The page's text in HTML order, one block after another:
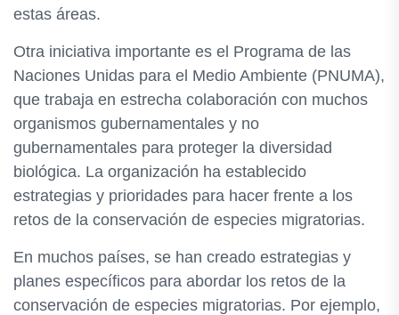
estas áreas.
Otra iniciativa importante es el Programa de las
Naciones Unidas para el Medio Ambiente (PNUMA),
que trabaja en estrecha colaboración con muchos
organismos gubernamentales y no
gubernamentales para proteger la diversidad
biológica. La organización ha establecido
estrategias y prioridades para hacer frente a los
retos de la conservación de especies migratorias.
En muchos países, se han creado estrategias y
planes específicos para abordar los retos de la
conservación de especies migratorias. Por ejemplo,